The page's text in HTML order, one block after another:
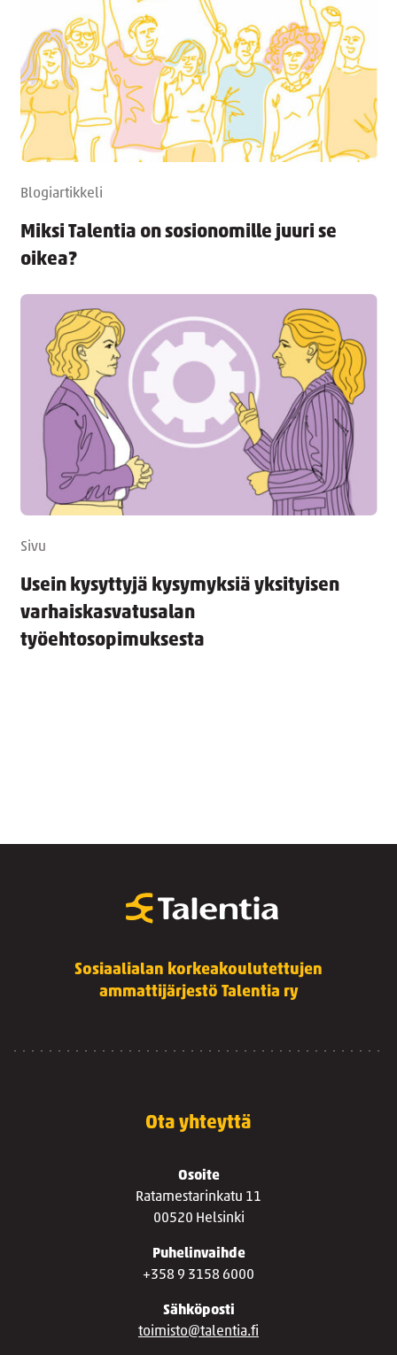
Blogiartikkeli
Miksi Talentia on sosionomille juuri se
oikea?
Sivu
Usein kysyttyjä kysymyksiä yksityisen
varhaiskasvatusalan
työehtosopimuksesta
Sosiaalialan korkeakoulutettujen
ammattijärjestö Talentia ry
Ota yhteyttä
Osoite
Ratamestarinkatu 11
00520 Helsinki
Puhelinvaihde
+358 9 3158 6000
Sähköposti
toimisto@talentia.fi